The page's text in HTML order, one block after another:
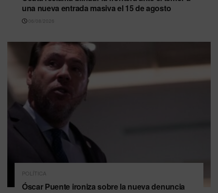
una nueva entrada masiva el 15 de agosto
06/08/2026
POLÍTICA
Óscar Puente ironiza sobre la nueva denuncia